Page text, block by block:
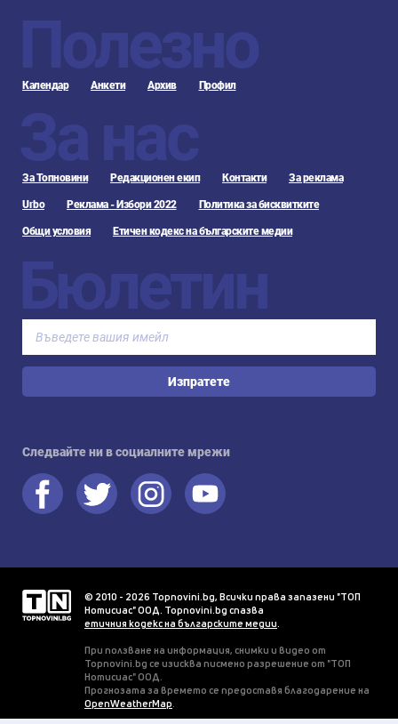
Полезно
Календар Анкети Архив Профил
За нас
За Топновини Редакционен екип Контакти За реклама
Urbo Реклама - Избори 2022 Политика за бисквитките
Общи условия Етичен кодекс на българските медии
Бюлетин
Изпратете
Следвайте ни в социалните мрежи
© 2010 - 2026 Topnovini.bg, Всички права запазени "ТОП
Нотисиас" ООД. Topnovini.bg спазва
етичния кодекс на българските медии
При ползване на информация, снимки и видео от
Topnovini.bg се изисква писмено разрешение от "ТОП
Нотисиас" ООД.
Прогнозата за времето се предоставя благодарение на
OpenWeatherMap